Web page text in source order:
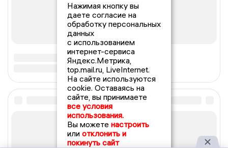
Нажимая кнопку вы
даете согласие на
обработку персональных
данных
с использованием
интернет-сервиса
Яндекс.Метрика,
top.mail.ru, LiveInternet.
На сайте используются
cookie. Оставаясь на
сайте, вы принимаете
все условия
использования.
Вы можете настроить
или отклонить и
покинуть сайт